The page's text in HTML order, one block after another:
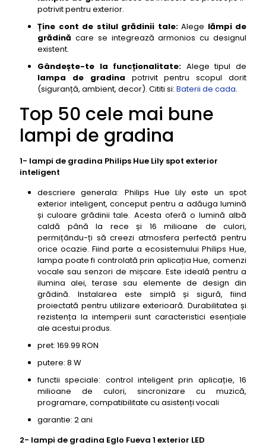
potrivit pentru exterior.
Ține cont de stilul grădinii tale:Alege lămpi de
grădină care se integrează armonios cu designul
existent.
Gândește-te la funcționalitate: Alege tipul de
lampa de gradina potrivit pentru scopul dorit
(siguranță, ambient, decor). Cititi si: Baterii de cada.
Top 50 cele mai bune
lampi de gradina
1- lampi de gradina Philips Hue Lily spot exterior
inteligent
descriere generala: Philips Hue Lily este un spot
exterior inteligent, conceput pentru a adăuga lumină
și culoare grădinii tale. Acesta oferă o lumină albă
caldă până la rece și 16 milioane de culori,
permițându-ți să creezi atmosfera perfectă pentru
orice ocazie. Fiind parte a ecosistemului Philips Hue,
lampa poate fi controlată prin aplicația Hue, comenzi
vocale sau senzori de mișcare. Este ideală pentru a
ilumina alei, terase sau elemente de design din
grădină. Instalarea este simplă și sigură, fiind
proiectată pentru utilizare exterioară. Durabilitatea și
rezistența la intemperii sunt caracteristici esențiale
ale acestui produs.
pret: 169.99 RON
putere: 8 W
functii speciale: control inteligent prin aplicație, 16
milioane de culori, sincronizare cu muzică,
programare, compatibilitate cu asistenți vocali
garantie: 2 ani
2- lampi de gradina Eglo Fueva 1 exterior LED